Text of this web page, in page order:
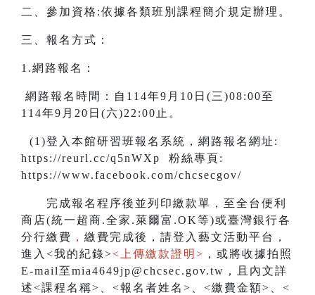
二、參加資格:依據各類班別課程簡介規定辦理。
三、報名方式：
1.網路報名：
網路報名時間：自114年9月10日(三)08:00至
114年9月20日(六)22:00止。
(1)登入本館研習班報名系統，網路報名網址:
https://reurl.cc/q5nWXp 粉絲專頁:
https://www.facebook.com/chcsecgov/
完成報名程序後並列印繳款單，至全台便利
商店(統一超商.全家.萊爾富.OK等)或臺灣銀行各
分行繳費 ， 繳費完成後，請登入藝文活動平台，
進入<我的紀錄><上傳繳款證明> ，或將收據拍照
E-mail至mia4649jp@chcsec.gov.tw，且內文詳
述<課程名稱>、<報名者姓名>、<繳費金額>、<